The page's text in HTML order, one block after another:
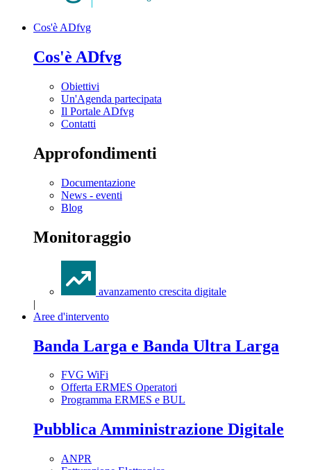
Cos'è ADfvg
Cos'è ADfvg
Obiettivi
Un'Agenda partecipata
Il Portale ADfvg
Contatti
Approfondimenti
Documentazione
News - eventi
Blog
Monitoraggio
avanzamento crescita digitale
|
Aree d'intervento
Banda Larga e Banda Ultra Larga
FVG WiFi
Offerta ERMES Operatori
Programma ERMES e BUL
Pubblica Amministrazione Digitale
ANPR